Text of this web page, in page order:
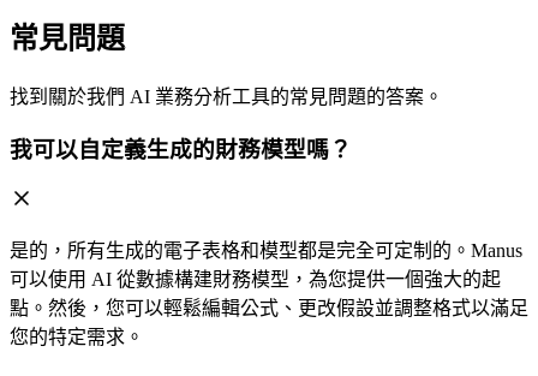
常見問題
找到關於我們 AI 業務分析工具的常見問題的答案。
我可以自定義生成的財務模型嗎？
是的，所有生成的電子表格和模型都是完全可定制的。Manus
可以使用 AI 從數據構建財務模型，為您提供一個強大的起
點。然後，您可以輕鬆編輯公式、更改假設並調整格式以滿足
您的特定需求。